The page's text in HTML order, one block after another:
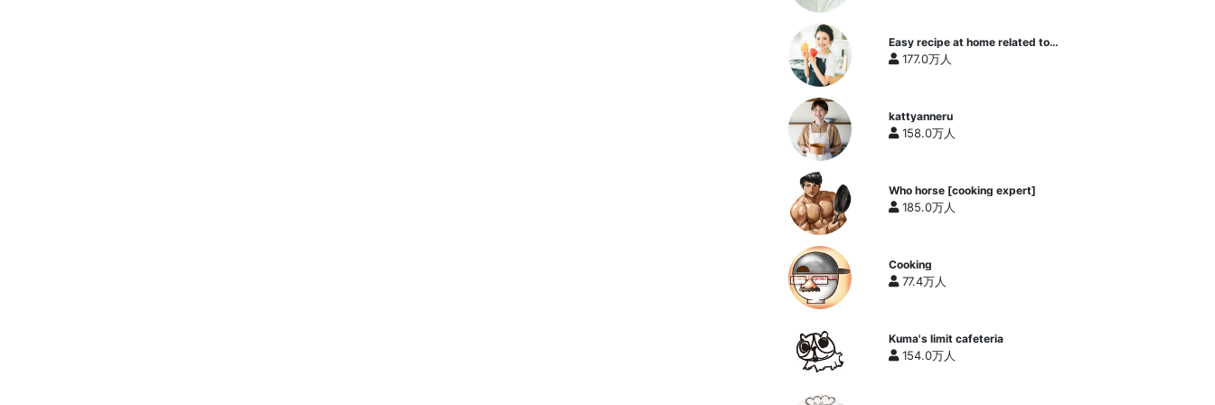
Easy recipe at home related to
cooking researcher / Yukari's
Kitchen
177.0万人
kattyanneru
158.0万人
Who horse [cooking expert]
185.0万人
Cooking
77.4万人
Kuma's limit cafeteria
154.0万人